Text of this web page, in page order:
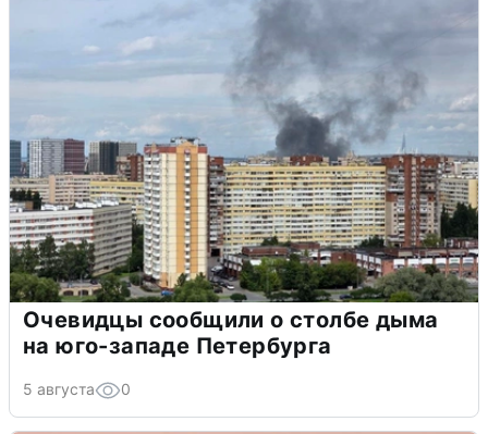
Очевидцы сообщили о столбе дыма
на юго-западе Петербурга
5 августа 0